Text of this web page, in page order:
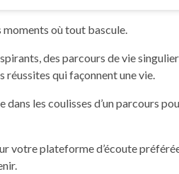
moments où tout bascule.
des parcours de vie
réussites qui façonnent une vie.
dans les coulisses d’un parcours
votre plateforme d’écoute